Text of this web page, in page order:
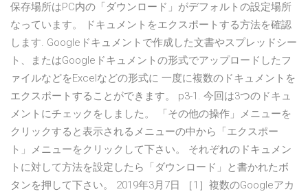
保存場所はPC内の「ダウンロード」がデフォルトの設定場所
なっています。 ドキュメントをエクスポートする方法を確認
します. Googleドキュメントで作成した文書やスプレッドシー
ト、またはGoogleドキュメントの形式でアップロードしたフ
ァイルなどをExcelなどの形式に 一度に複数のドキュメントを
エクスポートすることができます。 p3-1. 今回は3つのドキュ
メントにチェックをしました。 「その他の操作」メニューを
クリックすると表示されるメニューの中から「エクスポー
ト」メニューをクリックして下さい。 それぞれのドキュメン
トに対して方法を設定したら「ダウンロード」と書かれたボ
タンを押して下さい。 2019年3月7日 ［1］複数のGoogleアカ